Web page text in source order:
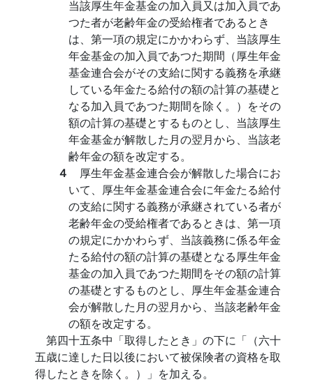
当該厚生年金基金の加入員又は加入員であ
つた者が老齢年金の受給権者であるとき
は、第一項の規定にかかわらず、当該厚生
年金基金の加入員であつた期間（厚生年金
基金連合会がその支給に関する義務を承継
している年金たる給付の額の計算の基礎と
なる加入員であつた期間を除く。）をその
額の計算の基礎とするものとし、当該厚生
年金基金が解散した月の翌月から、当該老
齢年金の額を改定する。
４ 厚生年金基金連合会が解散した場合にお
いて、厚生年金基金連合会に年金たる給付
の支給に関する義務が承継されている者が
老齢年金の受給権者であるときは、第一項
の規定にかかわらず、当該義務に係る年金
たる給付の額の計算の基礎となる厚生年金
基金の加入員であつた期間をその額の計算
の基礎とするものとし、厚生年金基金連合
会が解散した月の翌月から、当該老齢年金
の額を改定する。
第四十五条中「取得したとき」の下に「（六十
五歳に達した日以後において被保険者の資格を取
得したときを除く。）」を加える。